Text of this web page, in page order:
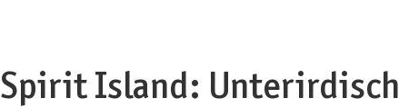
Spirit Island: Unterirdisch